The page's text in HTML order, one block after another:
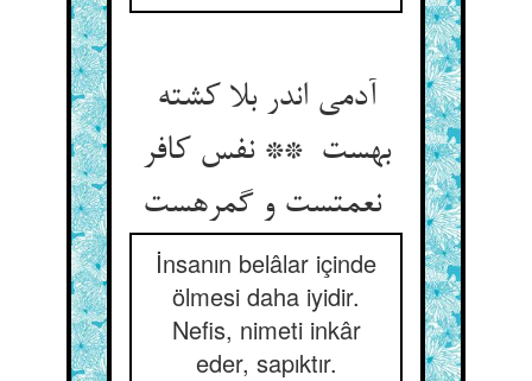
آدمی اندر بلا کشته
بهست ** نفس کافر
نعمتست و گمرهست
İnsanın belâlar içinde
ölmesi daha iyidir.
Nefis, nimeti inkâr
eder, sapıktır.